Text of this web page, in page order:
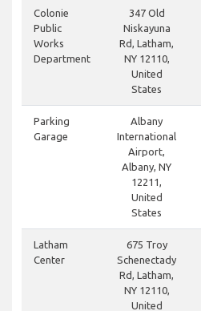
Colonie
Public
Works
Department
347 Old
Niskayuna
Rd, Latham,
NY 12110,
United
States
Parking
Garage
Albany
International
Airport,
Albany, NY
12211,
United
States
Latham
Center
675 Troy
Schenectady
Rd, Latham,
NY 12110,
United